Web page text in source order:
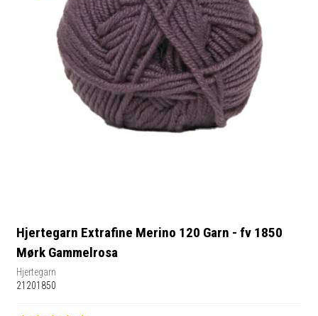
Hjertegarn Extrafine Merino 120 Garn - fv 1850
Mørk Gammelrosa
Hjertegarn
21201850